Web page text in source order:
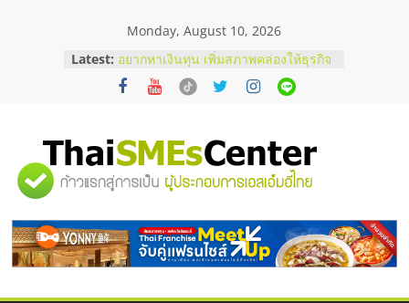
Monday, August 10, 2026
Latest: อยากหาเงินทุน เพิ่มสภาพคล่องให้ธุรกิจ
เริ่มยังไงให้ผ่านฉลุย
สัมมนาออนไลน์ โอกาสบริหารสถานี
ThaiFranchise Meet Up จับคู่แฟรน
ไชส์ ครั้งที่ 8
ร้านเครื่องเสียงคุณภาพสูง พร้อม
บริษัท Cybersecurity ในไทยที่ไหนดี?
วิธีเลือกผู้ให้บริการให้คุ้มค่าและตอบ
โจทย์ธุรกิจ
"ศูนย์
รวม
ข้อมูล